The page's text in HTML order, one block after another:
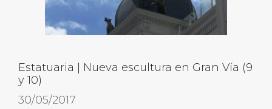
Estatuaria | Nueva escultura en Gran Vía (9
y 10)
30/05/2017